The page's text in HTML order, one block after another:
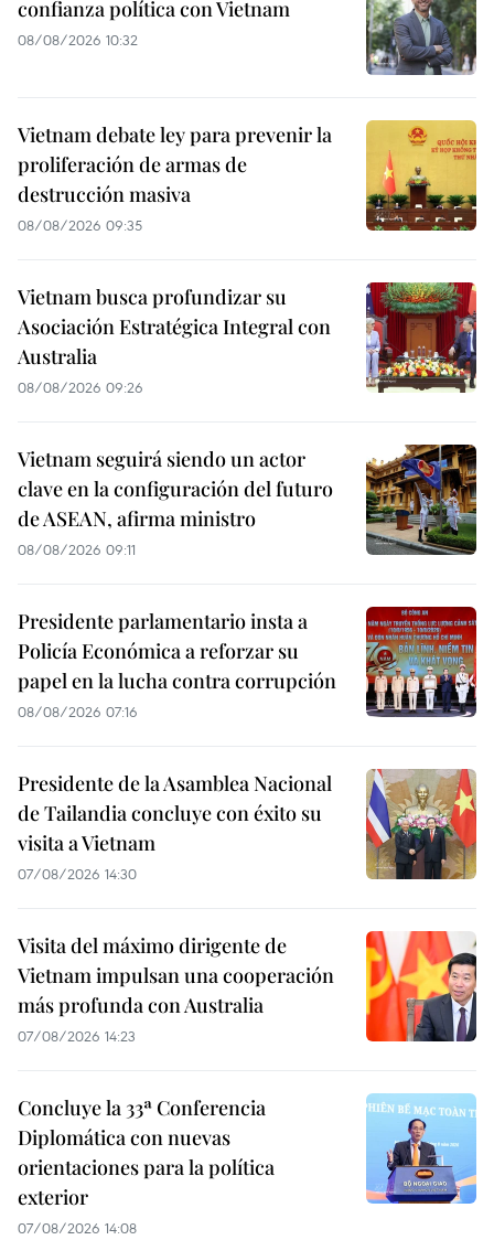
confianza política con Vietnam
08/08/2026 10:32
Vietnam debate ley para prevenir la
proliferación de armas de
destrucción masiva
08/08/2026 09:35
Vietnam busca profundizar su
Asociación Estratégica Integral con
Australia
08/08/2026 09:26
Vietnam seguirá siendo un actor
clave en la configuración del futuro
de ASEAN, afirma ministro
08/08/2026 09:11
Presidente parlamentario insta a
Policía Económica a reforzar su
papel en la lucha contra corrupción
08/08/2026 07:16
Presidente de la Asamblea Nacional
de Tailandia concluye con éxito su
visita a Vietnam
07/08/2026 14:30
Visita del máximo dirigente de
Vietnam impulsan una cooperación
más profunda con Australia
07/08/2026 14:23
Concluye la 33ª Conferencia
Diplomática con nuevas
orientaciones para la política
exterior
07/08/2026 14:08